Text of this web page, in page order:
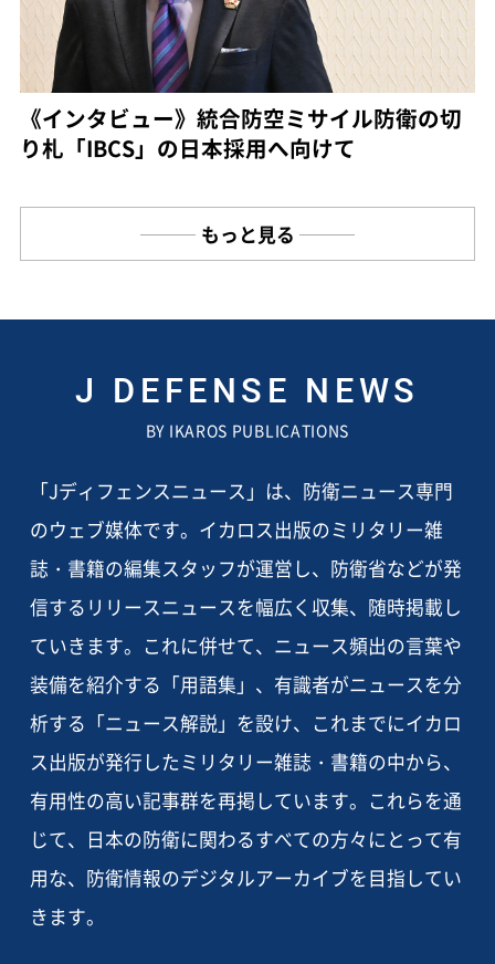
《インタビュー》統合防空ミサイル防衛の切
り札「IBCS」の日本採用へ向けて
もっと見る
J DEFENSE NEWS
BY IKAROS PUBLICATIONS
「Jディフェンスニュース」は、防衛ニュース専門
のウェブ媒体です。イカロス出版のミリタリー雑
誌・書籍の編集スタッフが運営し、防衛省などが発
信するリリースニュースを幅広く収集、随時掲載し
ていきます。これに併せて、ニュース頻出の言葉や
装備を紹介する「用語集」、有識者がニュースを分
析する「ニュース解説」を設け、これまでにイカロ
ス出版が発行したミリタリー雑誌・書籍の中から、
有用性の高い記事群を再掲しています。これらを通
じて、日本の防衛に関わるすべての方々にとって有
用な、防衛情報のデジタルアーカイブを目指してい
きます。